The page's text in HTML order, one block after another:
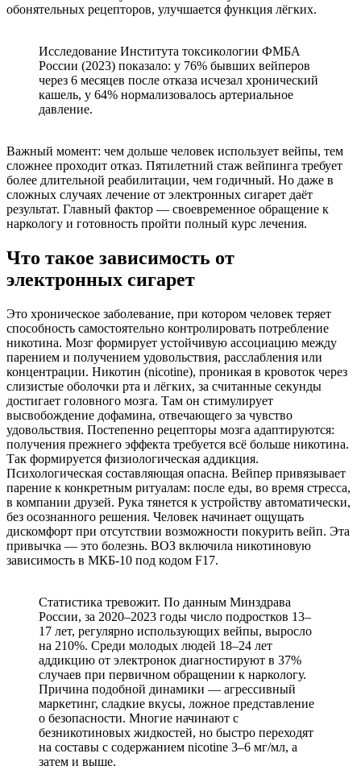
обонятельных рецепторов, улучшается функция лёгких.
Исследование Института токсикологии ФМБА
России (2023) показало: у 76% бывших вейперов
через 6 месяцев после отказа исчезал хронический
кашель, у 64% нормализовалось артериальное
давление.
Важный момент: чем дольше человек использует вейпы, тем
сложнее проходит отказ. Пятилетний стаж вейпинга требует
более длительной реабилитации, чем годичный. Но даже в
сложных случаях лечение от электронных сигарет даёт
результат. Главный фактор — своевременное обращение к
наркологу и готовность пройти полный курс лечения.
Что такое зависимость от
электронных сигарет
Это хроническое заболевание, при котором человек теряет
способность самостоятельно контролировать потребление
никотина. Мозг формирует устойчивую ассоциацию между
парением и получением удовольствия, расслабления или
концентрации. Никотин (nicotine), проникая в кровоток через
слизистые оболочки рта и лёгких, за считанные секунды
достигает головного мозга. Там он стимулирует
высвобождение дофамина, отвечающего за чувство
удовольствия. Постепенно рецепторы мозга адаптируются:
получения прежнего эффекта требуется всё больше никотина.
Так формируется физиологическая аддикция.
Психологическая составляющая опасна. Вейпер привязывает
парение к конкретным ритуалам: после еды, во время стресса,
в компании друзей. Рука тянется к устройству автоматически,
без осознанного решения. Человек начинает ощущать
дискомфорт при отсутствии возможности покурить вейп. Эта
привычка — это болезнь. ВОЗ включила никотиновую
зависимость в МКБ-10 под кодом F17.
Статистика тревожит. По данным Минздрава
России, за 2020–2023 годы число подростков 13–
17 лет, регулярно использующих вейпы, выросло
на 210%. Среди молодых людей 18–24 лет
аддикцию от электронок диагностируют в 37%
случаев при первичном обращении к наркологу.
Причина подобной динамики — агрессивный
маркетинг, сладкие вкусы, ложное представление
о безопасности. Многие начинают с
безникотиновых жидкостей, но быстро переходят
на составы с содержанием nicotine 3–6 мг/мл, а
затем и выше.